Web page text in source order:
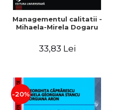
Managementul calitatii -
Mihaela-Mirela Dogaru
33,83 Lei
-20%